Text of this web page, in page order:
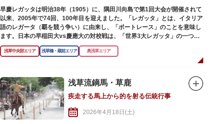
早慶レガッタは明治38年（1905）に、隅田川向島で第1回大会が開催されて
以来、2005年で74回、100年目を迎えました。「レガッタ」とは、イタリア
語のレガータ（覇を競う争い）に由来し、「ボートレース」のことを意味し
ます。日本の早稲田大vs慶應大の対校戦は、「世界3大レガッタ」の一つと
いわれています。
浅草中央部エリア 浅草橋・蔵前エリア 奥浅草エリア
浅草流鏑馬・草鹿
疾走する馬上から的を射る伝統行事
2026年4月18日(土)